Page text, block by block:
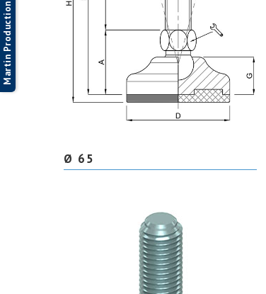
Ø 65
Martin Production